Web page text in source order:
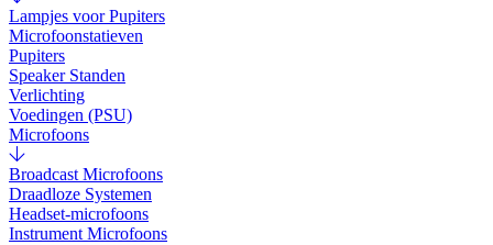
Lampjes voor Pupiters
Microfoonstatieven
Pupiters
Speaker Standen
Verlichting
Voedingen (PSU)
Microfoons
Broadcast Microfoons
Draadloze Systemen
Headset-microfoons
Instrument Microfoons